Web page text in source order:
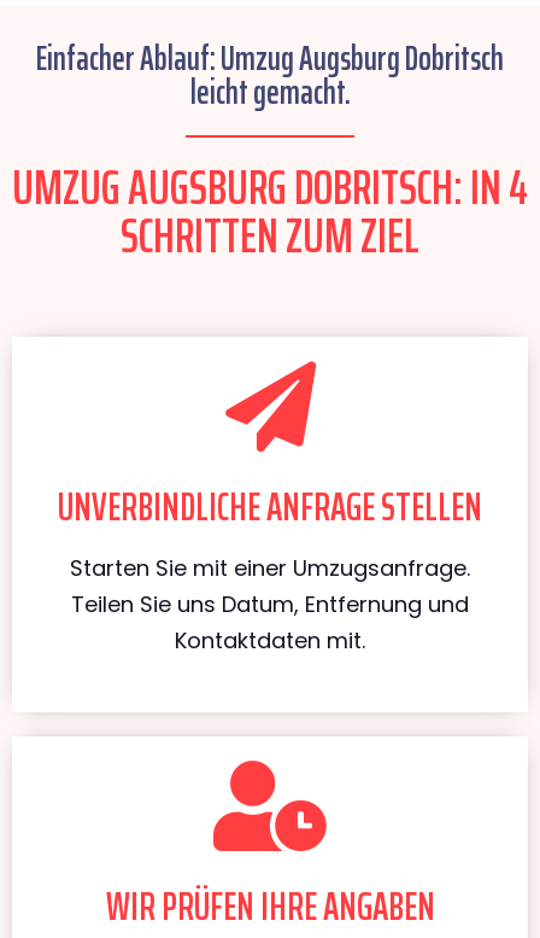
Einfacher Ablauf: Umzug Augsburg Dobritsch
leicht gemacht.
UMZUG AUGSBURG DOBRITSCH: IN 4
SCHRITTEN ZUM ZIEL
UNVERBINDLICHE ANFRAGE STELLEN
Starten Sie mit einer Umzugsanfrage.
Teilen Sie uns Datum, Entfernung und
Kontaktdaten mit.
WIR PRÜFEN IHRE ANGABEN